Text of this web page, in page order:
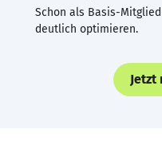
Schon als Basis-
deutlich optimieren.
Jetzt